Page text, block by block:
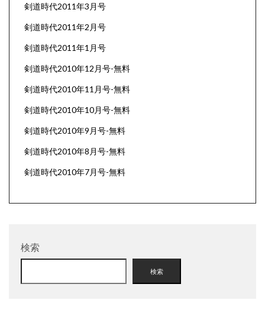
剣道時代2011年3月号
剣道時代2011年2月号
剣道時代2011年1月号
剣道時代2010年12月号-無料
剣道時代2010年11月号-無料
剣道時代2010年10月号-無料
剣道時代2010年9月号-無料
剣道時代2010年8月号-無料
剣道時代2010年7月号-無料
検索
検索